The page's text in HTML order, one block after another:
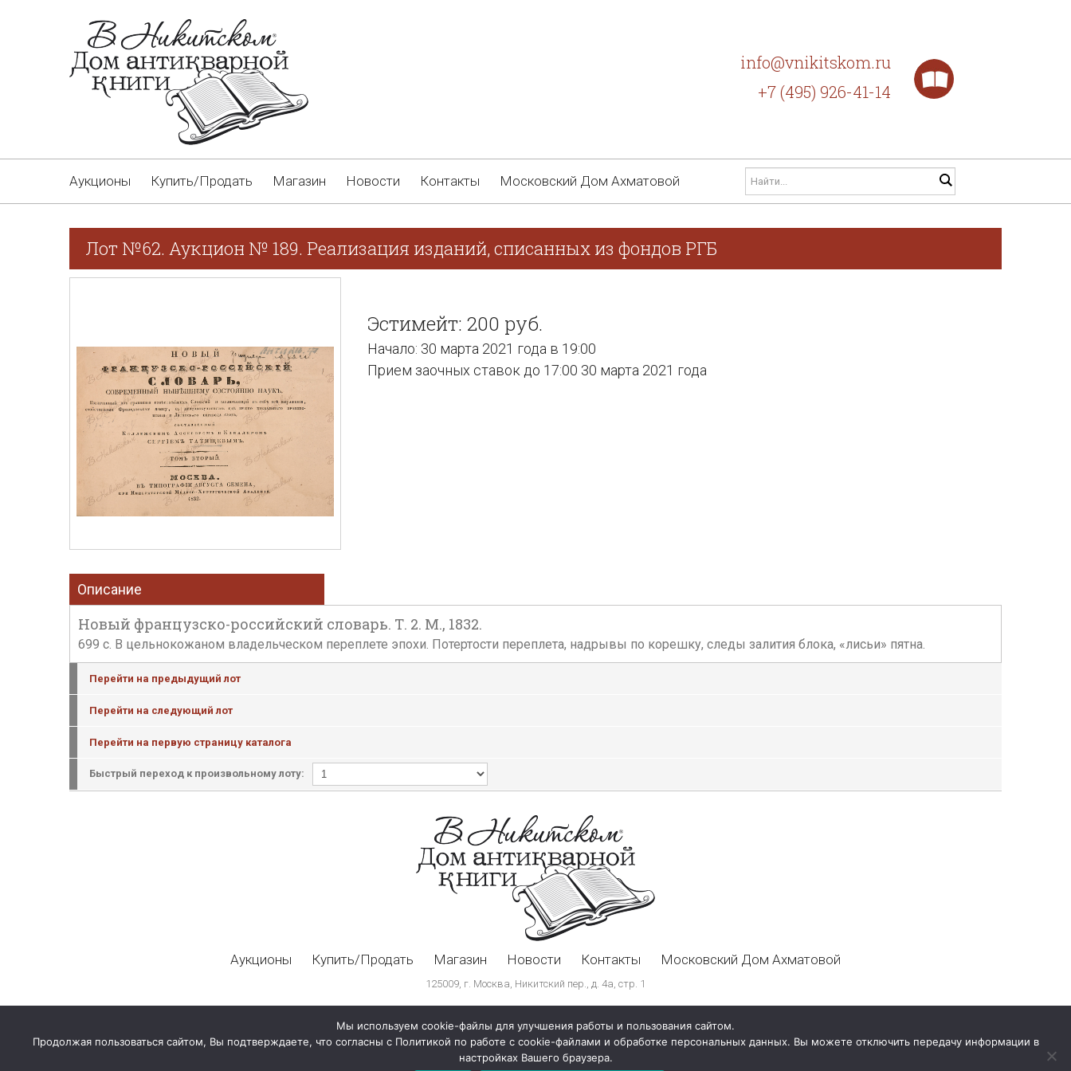
info@vnikitskom.ru
+7 (495) 926-41-14
Аукционы Купить/Продать Магазин Новости Контакты Московский Дом Ахматовой
Лот №62. Аукцион № 189. Реализация изданий, списанных из фондов РГБ
Эстимейт: 200 руб.
Начало: 30 марта 2021 года в 19:00
Прием заочных ставок до 17:00 30 марта 2021 года
Описание
Новый французско-российский словарь. Т. 2. М., 1832.
699 с. В цельнокожаном владельческом переплете эпохи. Потертости переплета, надрывы по корешку, следы залития блока, «лисьи» пятна.
Перейти на предыдущий лот
Перейти на следующий лот
Перейти на первую страницу каталога
Быстрый переход к произвольному лоту:
Аукционы Купить/Продать Магазин Новости Контакты Московский Дом Ахматовой
125009, г. Москва, Никитский пер., д. 4а, стр. 1
Мы используем cookie-файлы для улучшения работы и пользования сайтом.
Продолжая пользоваться сайтом, Вы подтверждаете, что согласны с Политикой по работе с cookie-файлами и обработке персональных данных. Вы можете отключить передачу информации в
настройках Вашего браузера.